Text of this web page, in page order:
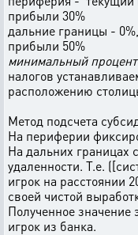
прибыли 30%
дальние границы -
прибыли 50%
минимальный
налогов
расположению
Метод подсчета
На периферии
На дальних границах
удаленности. Т.е.
игрок на расстоянии
своей чистой
Полученное значение
игрок из банка.